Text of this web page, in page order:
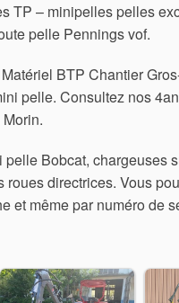
TP – minipelles pelles
pelle Pennings vof.
BTP Chantier
pelle. Consultez nos
Bobcat, chargeuses
directrices. Vous
et même par numéro de